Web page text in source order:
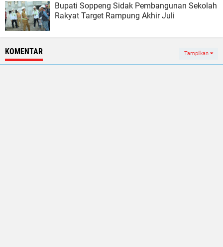
Bupati Soppeng Sidak Pembangunan Sekolah
Rakyat Target Rampung Akhir Juli
KOMENTAR Tampilkan